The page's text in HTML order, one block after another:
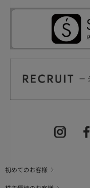
初めてのお客様